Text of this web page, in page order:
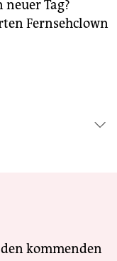
Tag?
Fernsehclown
kommenden